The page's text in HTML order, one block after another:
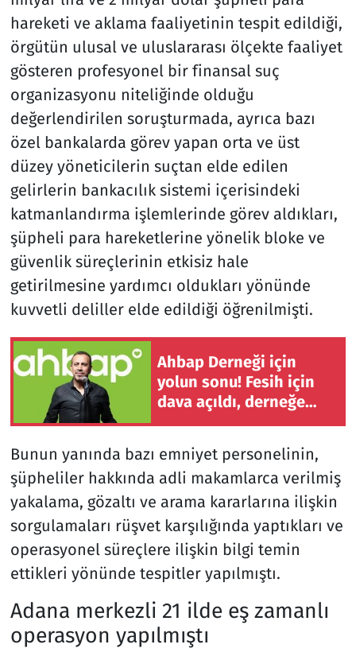
hareketi ve aklama faaliyetinin tespit edildiği,
örgütün ulusal ve uluslararası ölçekte faaliyet
gösteren profesyonel bir finansal suç
organizasyonu niteliğinde olduğu
değerlendirilen soruşturmada, ayrıca bazı
özel bankalarda görev yapan orta ve üst
düzey yöneticilerin suçtan elde edilen
gelirlerin bankacılık sistemi içerisindeki
katmanlandırma işlemlerinde görev aldıkları,
şüpheli para hareketlerine yönelik bloke ve
güvenlik süreçlerinin etkisiz hale
getirilmesine yardımcı oldukları yönünde
kuvvetli deliller elde edildiği öğrenilmişti.
Ahbap Derneği için
yolun sonu! Fesih için
dava açıldı, derneğe
Bunun yanında bazı emniyet personelinin,
şüpheliler hakkında adli makamlarca verilmiş
yakalama, gözaltı ve arama kararlarına ilişkin
sorgulamaları rüşvet karşılığında yaptıkları ve
operasyonel süreçlere ilişkin bilgi temin
ettikleri yönünde tespitler yapılmıştı.
Adana merkezli 21 ilde eş zamanlı
operasyon yapılmıştı